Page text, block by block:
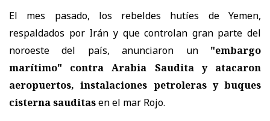
El mes pasado, los rebeldes hutíes de Yemen,
respaldados por Irán y que controlan gran parte del
noroeste del país, anunciaron un"embargo
marítimo" contra Arabia Saudita y atacaron
aeropuertos, instalaciones petroleras y buques
cisterna sauditasen el mar Rojo.